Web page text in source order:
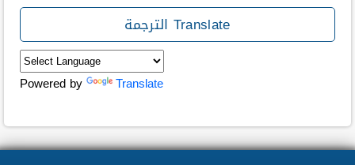
Translate الترجمة
Powered by Translate